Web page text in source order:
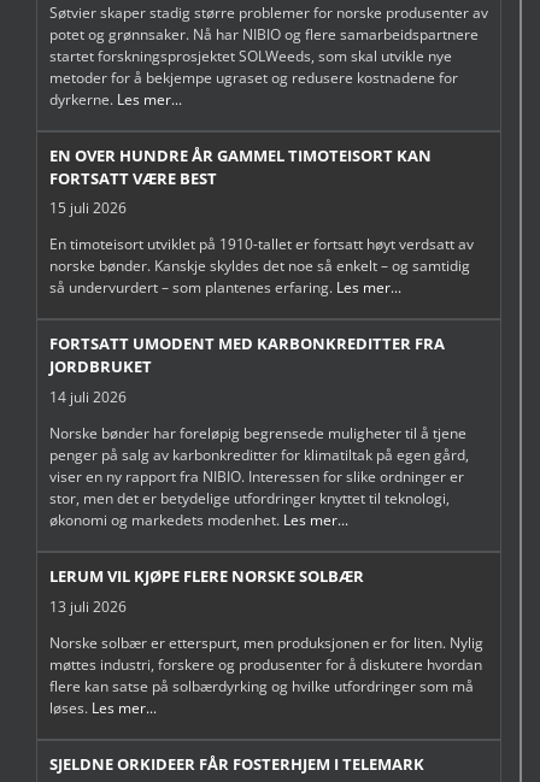
Søtvier skaper stadig større problemer for norske produsenter av
potet og grønnsaker. Nå har NIBIO og flere samarbeidspartnere
startet forskningsprosjektet SOLWeeds, som skal utvikle nye
metoder for å bekjempe ugraset og redusere kostnadene for
dyrkerne. Les mer...
EN OVER HUNDRE ÅR GAMMEL TIMOTEISORT KAN
FORTSATT VÆRE BEST
15 juli 2026
En timoteisort utviklet på 1910-tallet er fortsatt høyt verdsatt av
norske bønder. Kanskje skyldes det noe så enkelt – og samtidig
så undervurdert – som plantenes erfaring. Les mer...
FORTSATT UMODENT MED KARBONKREDITTER FRA
JORDBRUKET
14 juli 2026
Norske bønder har foreløpig begrensede muligheter til å tjene
penger på salg av karbonkreditter for klimatiltak på egen gård,
viser en ny rapport fra NIBIO. Interessen for slike ordninger er
stor, men det er betydelige utfordringer knyttet til teknologi,
økonomi og markedets modenhet. Les mer...
LERUM VIL KJØPE FLERE NORSKE SOLBÆR
13 juli 2026
Norske solbær er etterspurt, men produksjonen er for liten. Nylig
møttes industri, forskere og produsenter for å diskutere hvordan
flere kan satse på solbærdyrking og hvilke utfordringer som må
løses. Les mer...
SJELDNE ORKIDEER FÅR FOSTERHJEM I TELEMARK